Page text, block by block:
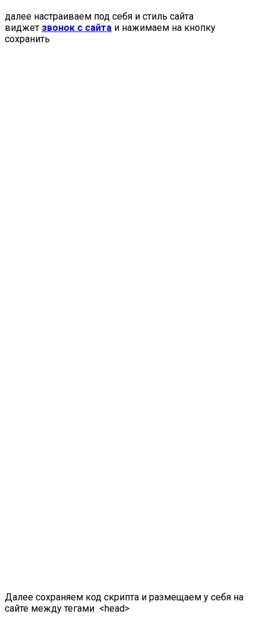
далее настраиваем под себя и стиль сайта
виджет звонок с сайта и нажимаем на кнопку
сохранить
Далее сохраняем код скрипта и размещаем у себя на
сайте между тегами <head>